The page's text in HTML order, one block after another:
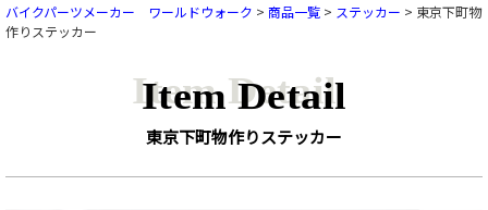
バイクパーツメーカー ワールドウォーク > 商品一覧 > ステッカー > 東京下町物
作りステッカー
Item Detail
東京下町物作りステッカー